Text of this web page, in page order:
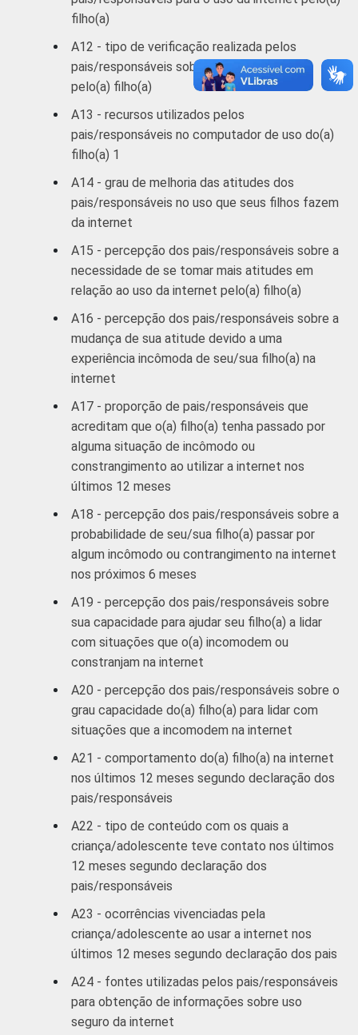
filho(a)
A12 - tipo de verificação realizada pelos
pais/responsáveis sobre o uso da internet
pelo(a) filho(a)
A13 - recursos utilizados pelos
pais/responsáveis no computador de uso do(a)
filho(a) 1
A14 - grau de melhoria das atitudes dos
pais/responsáveis no uso que seus filhos fazem
da internet
A15 - percepção dos pais/responsáveis sobre a
necessidade de se tomar mais atitudes em
relação ao uso da internet pelo(a) filho(a)
A16 - percepção dos pais/responsáveis sobre a
mudança de sua atitude devido a uma
experiência incômoda de seu/sua filho(a) na
internet
A17 - proporção de pais/responsáveis que
acreditam que o(a) filho(a) tenha passado por
alguma situação de incômodo ou
constrangimento ao utilizar a internet nos
últimos 12 meses
A18 - percepção dos pais/responsáveis sobre a
probabilidade de seu/sua filho(a) passar por
algum incômodo ou contrangimento na internet
nos próximos 6 meses
A19 - percepção dos pais/responsáveis sobre
sua capacidade para ajudar seu filho(a) a lidar
com situações que o(a) incomodem ou
constranjam na internet
A20 - percepção dos pais/responsáveis sobre o
grau capacidade do(a) filho(a) para lidar com
situações que a incomodem na internet
A21 - comportamento do(a) filho(a) na internet
nos últimos 12 meses segundo declaração dos
pais/responsáveis
A22 - tipo de conteúdo com os quais a
criança/adolescente teve contato nos últimos
12 meses segundo declaração dos
pais/responsáveis
A23 - ocorrências vivenciadas pela
criança/adolescente ao usar a internet nos
últimos 12 meses segundo declaração dos pais
A24 - fontes utilizadas pelos pais/responsáveis
para obtenção de informações sobre uso
seguro da internet